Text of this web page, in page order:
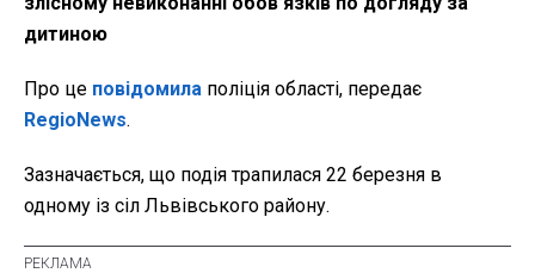
дитиною
Про це повідомила поліція області, передає
RegioNews.
Зазначається, що подія трапилася 22 березня в
одному із сіл Львівського району.